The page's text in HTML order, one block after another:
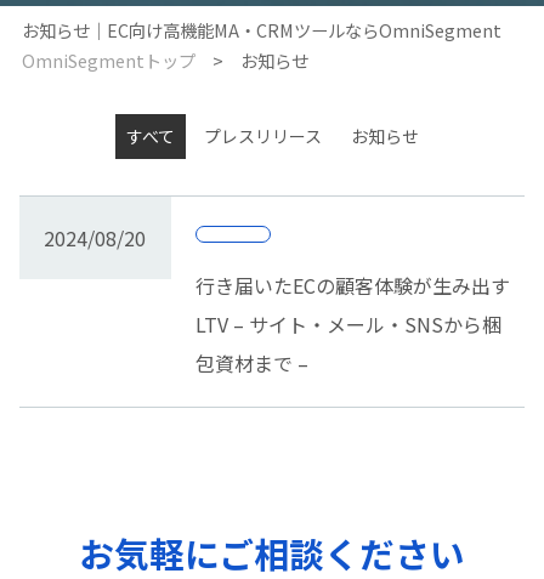
お知らせ｜EC向け高機能MA・CRMツールならOmniSegment
OmniSegmentトップ
お知らせ
すべて プレスリリース お知らせ
2024/08/20
行き届いたECの顧客体験が生み出す
LTV – サイト・メール・SNSから梱
包資材まで –
お気軽にご相談ください